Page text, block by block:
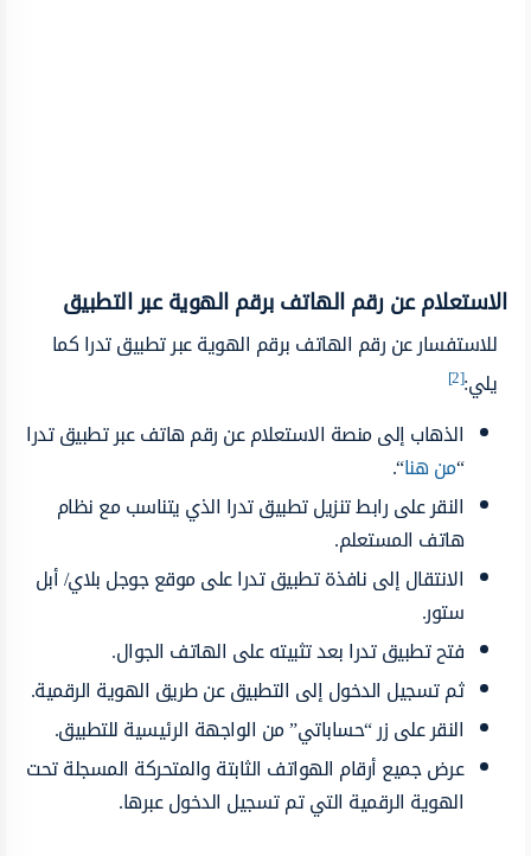
الاستعلام عن رقم الهاتف برقم الهوية عبر التطبيق
للاستفسار عن رقم الهاتف برقم الهوية عبر تطبيق تدرا كما
يلي:[2]
الذهاب إلى منصة الاستعلام عن رقم هاتف عبر تطبيق تدرا
“من هنا“.
النقر على رابط تنزيل تطبيق تدرا الذي يتناسب مع نظام
هاتف المستعلم.
الانتقال إلى نافذة تطبيق تدرا على موقع جوجل بلاي/ أبل
ستور.
فتح تطبيق تدرا بعد تثبيته على الهاتف الجوال.
ثم تسجيل الدخول إلى التطبيق عن طريق الهوية الرقمية.
النقر على زر “حساباتي” من الواجهة الرئيسية للتطبيق.
عرض جميع أرقام الهواتف الثابتة والمتحركة المسجلة تحت
الهوية الرقمية التي تم تسجيل الدخول عبرها.